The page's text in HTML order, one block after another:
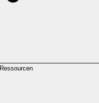
Ressourcen